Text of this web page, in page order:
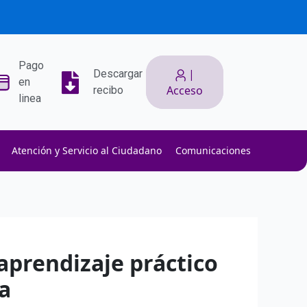
Pago
en
linea
Descargar
recibo
|
Acceso
Atención y Servicio al Ciudadano Comunicaciones
práctico